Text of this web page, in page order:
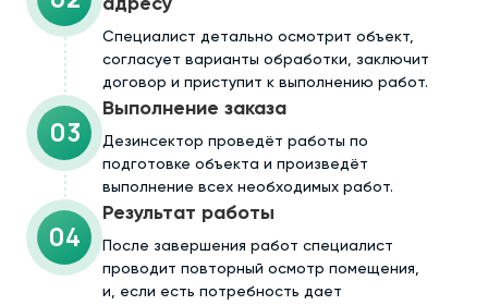
адресу
Cпециалист детально осмотрит объект,
согласует варианты обработки, заключит
договор и приступит к выполнению работ.
03
Выполнение заказа
Дезинсектор проведёт работы по
подготовке объекта и произведёт
выполнение всех необходимых работ.
04
Результат работы
После завершения работ специалист
проводит повторный осмотр помещения,
и, если есть потребность дает